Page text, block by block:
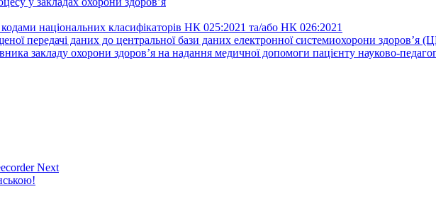
національних класифікаторів НК 025:2021 та/або НК 026:2021
передачі даних до центральної бази даних електронної системиохорони здоров’я
закладу охорони здоров’я на надання медичної допомоги пацієнту науково-
Next